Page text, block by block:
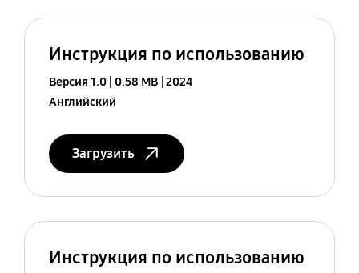
Инструкция по использованию
Версия 1.0 0.58 MB 2024
Английский
Загрузить
Инструкция по использованию